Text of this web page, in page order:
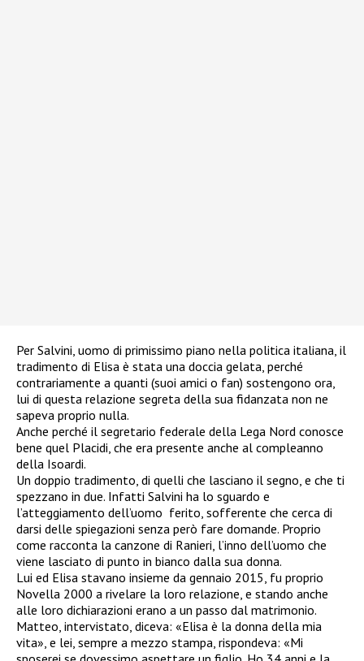
Per Salvini, uomo di primissimo piano nella politica italiana, il
tradimento di Elisa è stata una doccia gelata, perché
contrariamente a quanti (suoi amici o fan) sostengono ora,
lui di questa relazione segreta della sua fidanzata non ne
sapeva proprio nulla.
Anche perché il segretario federale della Lega Nord conosce
bene quel Placidi, che era presente anche al compleanno
della Isoardi.
Un doppio tradimento, di quelli che lasciano il segno, e che ti
spezzano in due. Infatti Salvini ha lo sguardo e
l’atteggiamento dell’uomo ferito, sofferente che cerca di
darsi delle spiegazioni senza però fare domande. Proprio
come racconta la canzone di Ranieri, l’inno dell’uomo che
viene lasciato di punto in bianco dalla sua donna.
Lui ed Elisa stavano insieme da gennaio 2015, fu proprio
Novella 2000 a rivelare la loro relazione, e stando anche
alle loro dichiarazioni erano a un passo dal matrimonio.
Matteo, intervistato, diceva: «Elisa è la donna della mia
vita», e lei, sempre a mezzo stampa, rispondeva: «Mi